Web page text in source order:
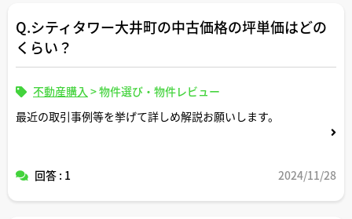
Q.シティタワー大井町の中古価格の坪単価はどの
くらい？
不動産購入 >物件選び・物件レビュー
最近の取引事例等を挙げて詳しめ解説お願いします。
回答 : 1 2024/11/28